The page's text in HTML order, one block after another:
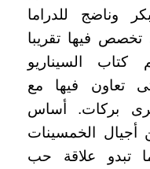
وناضج للدراما
تخصص فيها تقريبا
السيناريو
تعاون فيها مع
بركات. أساس
أجيال الخمسينات
تبدو علاقة حب